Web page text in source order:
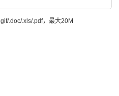
.doc/.xls/.pdf，最大20M